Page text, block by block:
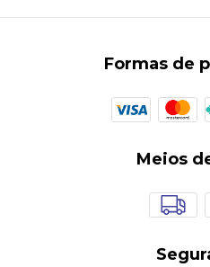
Formas de
Meios